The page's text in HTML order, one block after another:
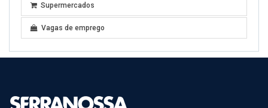
Supermercados
Vagas de emprego